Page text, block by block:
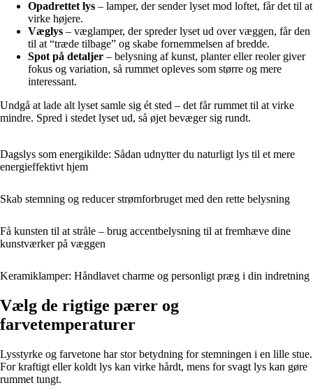
Opadrettet lys – lamper, der sender lyset mod loftet, får det til at
virke højere.
Væglys – væglamper, der spreder lyset ud over væggen, får den
til at “træde tilbage” og skabe fornemmelsen af bredde.
Spot på detaljer – belysning af kunst, planter eller reoler giver
fokus og variation, så rummet opleves som større og mere
interessant.
Undgå at lade alt lyset samle sig ét sted – det får rummet til at virke
mindre. Spred i stedet lyset ud, så øjet bevæger sig rundt.
Dagslys som energikilde: Sådan udnytter du naturligt lys til et mere
energieffektivt hjem
Skab stemning og reducer strømforbruget med den rette belysning
Få kunsten til at stråle – brug accentbelysning til at fremhæve dine
kunstværker på væggen
Keramiklamper: Håndlavet charme og personligt præg i din indretning
Vælg de rigtige pærer og
farvetemperaturer
Lysstyrke og farvetone har stor betydning for stemningen i en lille stue.
For kraftigt eller koldt lys kan virke hårdt, mens for svagt lys kan gøre
rummet tungt.